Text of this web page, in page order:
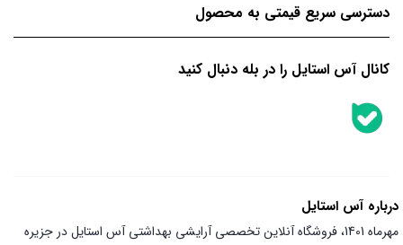
دسترسی سریع قیمتی به محصول
کانال آس استایل را در بله دنبال کنید
درباره آس استایل
مهرماه 1401، فروشگاه آنلاین تخصصی آرایشی بهداشتی آس استایل در جزیره